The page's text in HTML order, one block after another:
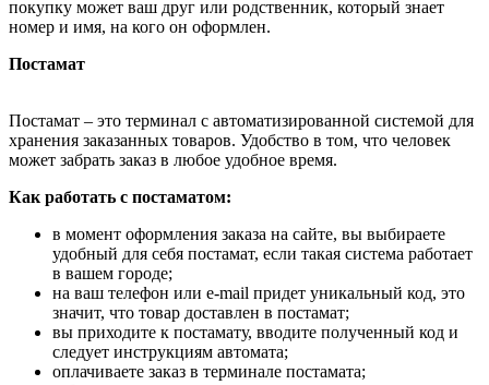
покупку может ваш друг или родственник, который знает
номер и имя, на кого он оформлен.
Постамат
Постамат – это терминал с автоматизированной системой для
хранения заказанных товаров. Удобство в том, что человек
может забрать заказ в любое удобное время.
Как работать с постаматом:
в момент оформления заказа на сайте, вы выбираете
удобный для себя постамат, если такая система работает
в вашем городе;
на ваш телефон или e-mail придет уникальный код, это
значит, что товар доставлен в постамат;
вы приходите к постамату, вводите полученный код и
следует инструкциям автомата;
оплачиваете заказ в терминале постамата;